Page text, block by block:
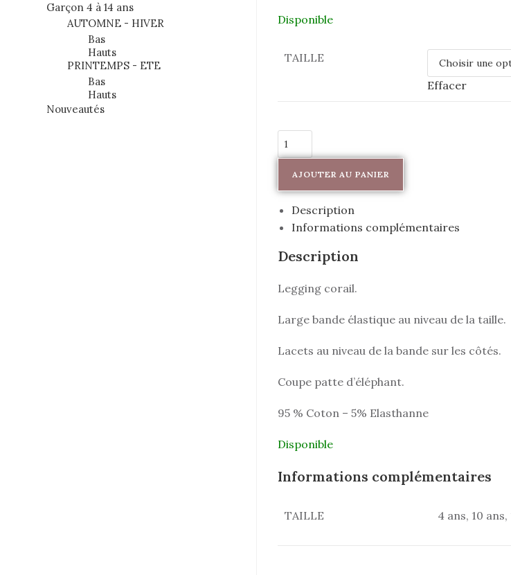
Disponible
TAILLE
Effacer
AJOUTER AU PANIER
Description
Informations complémentaires
Description
Legging corail.
Large bande élastique au niveau de la taille.
Lacets au niveau de la bande sur les côtés.
Coupe patte d’éléphant.
95 % Coton – 5% Elasthanne
Disponible
Informations complémentaires
TAILLE 4 ans, 10 ans,
Garçon 4 à 14 ans
AUTOMNE - HIVER
Bas
Hauts
PRINTEMPS - ETE
Bas
Hauts
Nouveautés